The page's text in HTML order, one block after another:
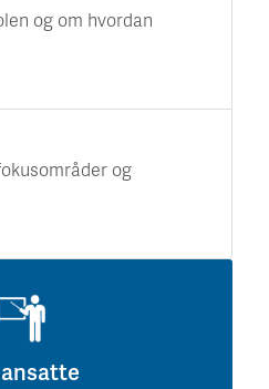
og om hvordan
og